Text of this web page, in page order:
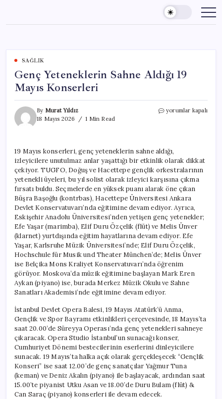
content
SAĞLIK
Genç Yeteneklerin Sahne Aldığı 19
Mayıs Konserleri
By Murat Yıldız
18 Mayıs 2026
1 Min Read
Genç
Mayıs
Konserleri
için
yorumlar kapalı
19 Mayıs konserleri, genç yeteneklerin sahne aldığı,
izleyicilere unutulmaz anlar yaşattığı bir etkinlik olarak dikkat
çekiyor. TUGFO, Doğuş ve Hacettepe gençlik orkestralarının
yetenekli üyeleri, bu yıl solist olarak izleyici karşısına çıkma
fırsatı buldu. Seçmelerde en yüksek puanı alarak öne çıkan
Büşra Başoğlu (kontrbas), Hacettepe Üniversitesi Ankara
Devlet Konservatuvarı’nda eğitimine devam ediyor. Ayrıca,
Eskişehir Anadolu Üniversitesi’nden yetişen genç yetenekler;
Efe Yaşar (marimba), Elif Duru Özçelik (flüt) ve Melis Ünver
(klarnet) yurtdışında eğitim hayatlarına devam ediyor. Efe
Yaşar, Karlsruhe Müzik Üniversitesi’nde; Elif Duru Özçelik,
Hochschule für Musik und Theater München’de; Melis Ünver
ise Belçika Mons Kraliyet Konservatuvarı’nda öğrenim
görüyor. Moskova’da müzik eğitimine başlayan Mark Eren
Aykan (piyano) ise, burada Merkez Müzik Okulu ve Sahne
Sanatları Akademisi’nde eğitimine devam ediyor.
İstanbul Devlet Opera Balesi, 19 Mayıs Atatürk’ü Anma,
Gençlik ve Spor Bayramı etkinlikleri çerçevesinde, 18 Mayıs’ta
saat 20.00’de Süreyya Operası’nda genç yetenekleri sahneye
çıkaracak. Opera Studio İstanbul’un sunacağı konser,
Cumhuriyet Dönemi bestecilerinin eserlerini dinleyicilere
sunacak. 19 Mayıs’ta halka açık olarak gerçekleşecek “Gençlik
Konseri” ise saat 12.00’de genç sanatçılar Yağmur Tuna
(keman) ve Deniz Akalın (piyano) ile başlayacak, ardından saat
15.00’te piyanist Utku Asan ve 18.00’de Duru Bulam (flüt) &
Can Saraç (piyano) konserleri ile devam edecek.